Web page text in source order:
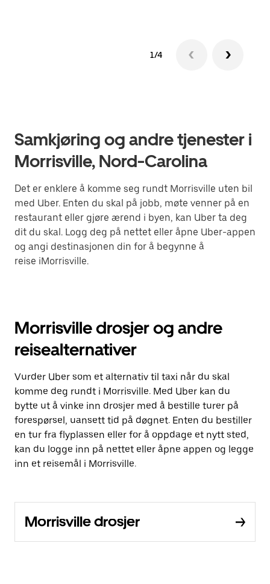
1/4
Samkjøring og andre tjenester i
Morrisville, Nord-Carolina
Det er enklere å komme seg rundt Morrisville uten bil
med Uber. Enten du skal på jobb, møte venner på en
restaurant eller gjøre ærend i byen, kan Uber ta deg
dit du skal. Logg deg på nettet eller åpne Uber-appen
og angi destinasjonen din for å begynne å
reise iMorrisville.
Morrisville drosjer og andre
reisealternativer
Vurder Uber som et alternativ til taxi når du skal
komme deg rundt i Morrisville. Med Uber kan du
bytte ut å vinke inn drosjer med å bestille turer på
forespørsel, uansett tid på døgnet. Enten du bestiller
en tur fra flyplassen eller for å oppdage et nytt sted,
kan du logge inn på nettet eller åpne appen og legge
inn et reisemål i Morrisville.
Morrisville drosjer